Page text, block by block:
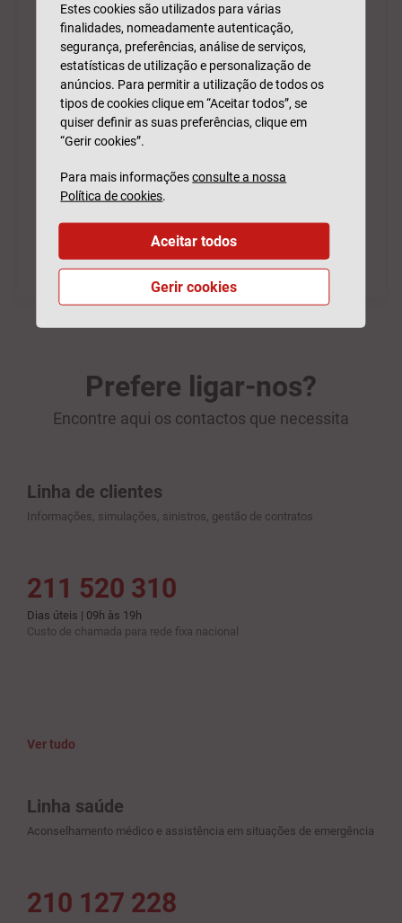
Prefere ligar-nos?
Encontre aqui os contactos que necessita
Linha de clientes
Informações, simulações, sinistros, gestão de contratos
211 520 310
Dias úteis | 09h às 19h
Custo de chamada para rede fixa nacional
Ver tudo
Linha saúde
Aconselhamento médico e assistência em situações de emergência
210 127 228
Estes cookies são utilizados para várias
finalidades, nomeadamente autenticação,
segurança, preferências, análise de serviços,
estatísticas de utilização e personalização de
anúncios. Para permitir a utilização de todos os
tipos de cookies clique em “Aceitar todos”, se
quiser definir as suas preferências, clique em
“Gerir cookies”.
Para mais informaçõesconsulte a nossa
Política de cookies.
Gerir cookies
Aceitar todos